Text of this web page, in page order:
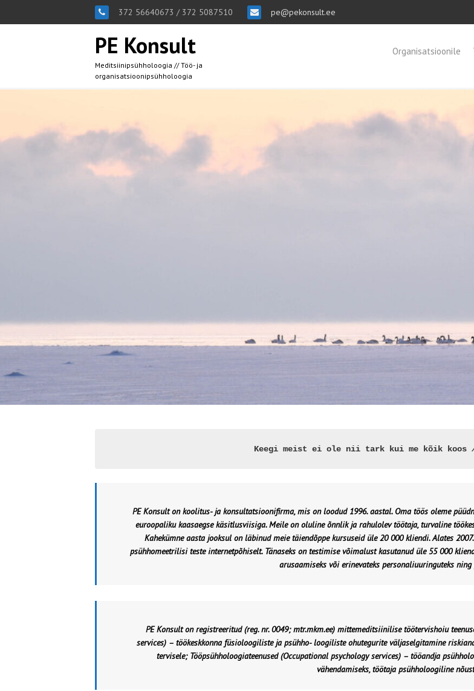
372 56640673 / 372 5087510 pe@pekonsult.ee
PE Konsult
Meditsiinipsühholoogia // Töö- ja
organisatsioonipsühholoogia
Organisatsioonile
Keegi meist ei ole nii tark kui me kõik koos
PE Konsult on koolitus- ja konsultatsioonifirma, mis on loodud 1996. aastal. Oma töös oleme
euroopaliku kaasaegse käsitlusviisiga. Meile on oluline õnnlik ja rahulolev töötaja, turvaline
Kahekümne aasta jooksul on läbinud meie täiendõppe kursuseid üle 20 000 kliendi. Alates
psühhomeetrilisi teste internetpõhiselt. Tänaseks on testimise võimalust kasutanud üle 55 000
arusaamiseks või erinevateks personaliuuringuteks
PE Konsult on registreeritud (reg. nr. 0049;mtr.mkm.ee) mittemeditsiinilise töötervishoiu
services) – töökeskkonna füsioloogiliste ja psühho- loogiliste ohutegurite väljaselgitamine
tervisele; Tööpsühholoogiateenused (Occupational psychology services)– tööandja
vähendamiseks, töötaja psühholoogiline